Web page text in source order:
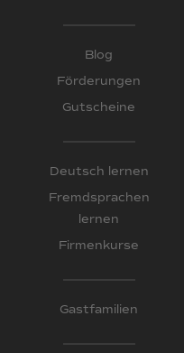
Blog
Förderungen
Gutscheine
Deutsch lernen
Fremdsprachen
lernen
Firmenkurse
Gastfamilien